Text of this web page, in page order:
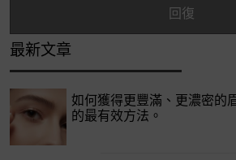
最新文章
如何獲得更豐滿、更濃密的
的最有效方法。